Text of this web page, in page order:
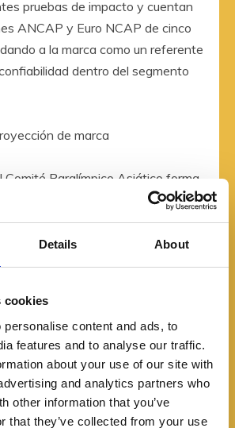
Details About
cookies
content and ads, to
features and to analyse our traffic.
about your use of our site with
and analytics partners who
other information that you’ve
that they’ve collected from your use
pruebas de impacto y cuentan
ANCAP y Euro NCAP de cinco
a la marca como un referente
dentro del segmento
de marca
Comité Paralímpico Asiático forma
de largo plazo de Chery, que
tecnológica, responsabilidad
internacional. Actualmente, la
del ranking Fortune Global 500 y
reafirma nuestro compromiso con
accesibles y con iniciativas
y el desarrollo social”, señaló
ejecutivo de Chery